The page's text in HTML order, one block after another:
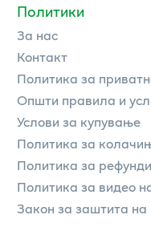
Политики
За нас
Контакт
Политика за
Општи правила и
Услови за купување
Политика за
Политика за
Политика за видео
Закон за заштита